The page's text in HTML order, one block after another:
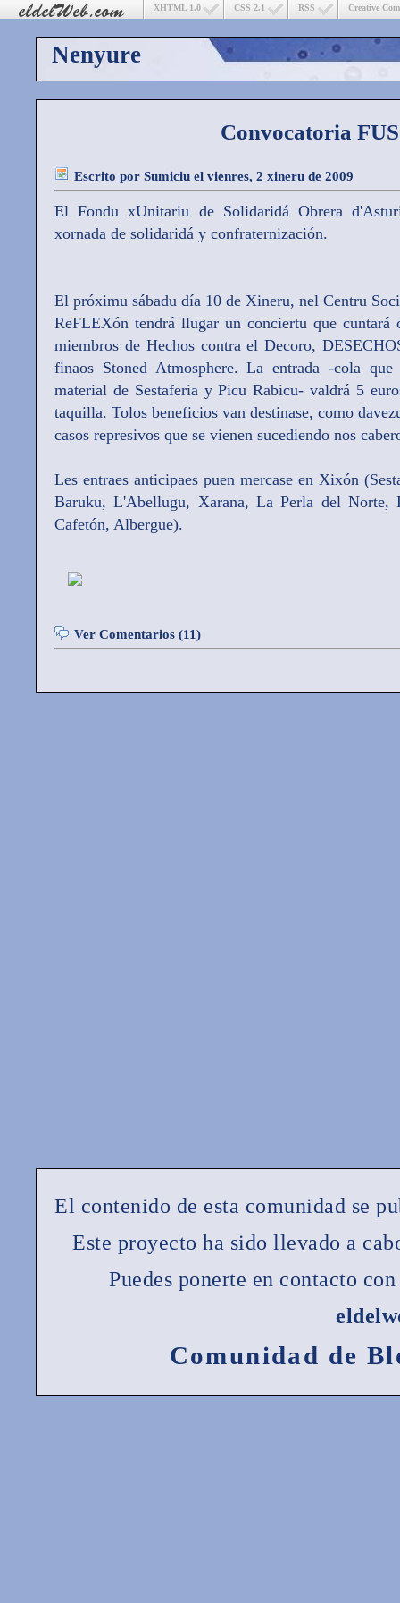
Creative
RSS
CSS 2.1
XHTML 1.0
Nenyure
Convocatoria
Escrito por Sumiciu el vienres, 2 xineru de 2009
El Fondu xUnitariu de Solidaridá Obrera
xornada de solidaridá y confraternización.
El próximu sábadu día 10 de Xineru, nel Centru
ReFLEXón tendrá llugar un conciertu que cuntará
miembros de Hechos contra el Decoro,
finaos Stoned Atmosphere. La entrada -cola
material de Sestaferia y Picu Rabicu- valdrá 5
taquilla. Tolos beneficios van destinase, como
casos represivos que se vienen sucediendo nos
Les entraes anticipaes puen mercase en Xixón
Baruku, L'Abellugu, Xarana, La Perla del
Cafetón, Albergue).
Ver Comentarios (11)
El contenido de esta comunidad se
Este proyecto ha sido llevado a
Puedes ponerte en contacto
Comunidad de